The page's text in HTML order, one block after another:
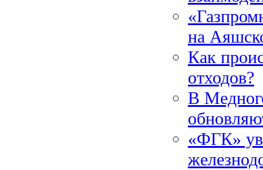
на
Как
отходов?
В
«ФГК»